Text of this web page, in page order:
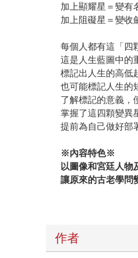
加上顯耀星＝變有
加上阻礙星＝變收
每個人都有這「四
這是人生藍圖中的
標記出人生的高低
也可能標記人生的
了解標記的意義，
掌握了這四顆變異
提前為自己做好部
※內容特色※
以圖像和宮廷人物
讓原來的古老學問
作者